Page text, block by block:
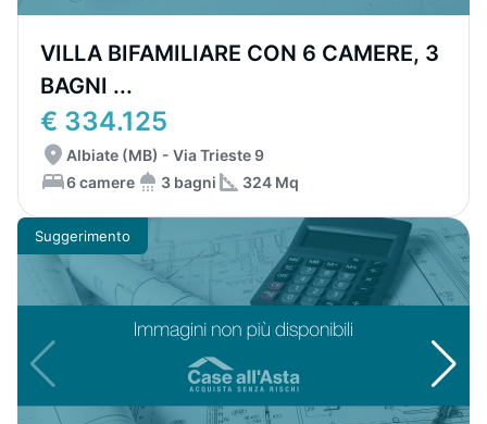
VILLA BIFAMILIARE CON 6 CAMERE, 3
BAGNI ...
€ 334.125
Albiate (MB) - Via Trieste 9
6 camere
3 bagni 324 Mq
Suggerimento